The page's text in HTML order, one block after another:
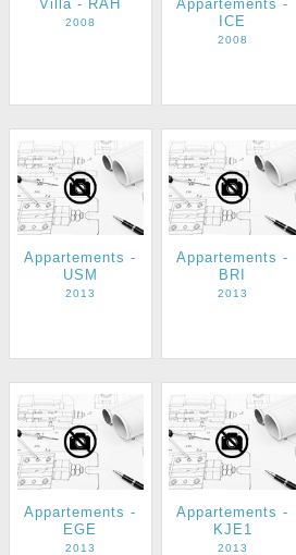
Villa - RAH
2008
Appartements -
ICE
2008
Appartements -
USM
2013
Appartements -
BRI
2013
Appartements -
EGE
2013
Appartements -
KJE1
2013